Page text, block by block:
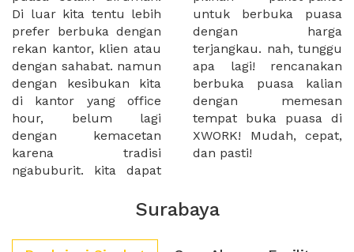
Di luar kita tentu lebih
prefer berbuka dengan
rekan kantor, klien atau
dengan sahabat. namun
dengan kesibukan kita
di kantor yang office
hour, belum lagi
dengan kemacetan
karena tradisi
ngabuburit. kita dapat
untuk berbuka puasa
dengan harga
terjangkau. nah, tunggu
apa lagi! rencanakan
berbuka puasa kalian
dengan memesan
tempat buka puasa di
XWORK! Mudah, cepat,
dan pasti!
Surabaya